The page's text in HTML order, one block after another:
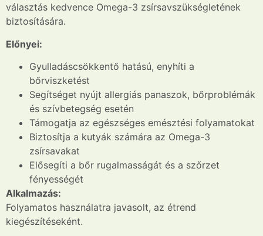
választás kedvence Omega-3 zsírsavszükségletének
biztosítására.
Előnyei:
Gyulladáscsökkentő hatású, enyhíti a
bőrviszketést
Segítséget nyújt allergiás panaszok, bőrproblémák
és szívbetegség esetén
Támogatja az egészséges emésztési folyamatokat
Biztosítja a kutyák számára az Omega-3
zsírsavakat
Elősegíti a bőr rugalmasságát és a szőrzet
fényességét
Alkalmazás:
Folyamatos használatra javasolt, az étrend
kiegészítéseként.